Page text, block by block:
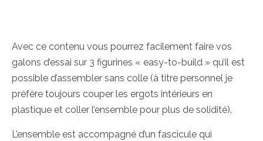
Avec ce contenu vous pourrez facilement faire vos
galons d’essai sur 3 figurines « easy-to-build » qu’il est
possible d’assembler sans colle (à titre personnel je
préfère toujours couper les ergots intérieurs en
plastique et coller l’ensemble pour plus de solidité).
L’ensemble est accompagné d’un fascicule qui